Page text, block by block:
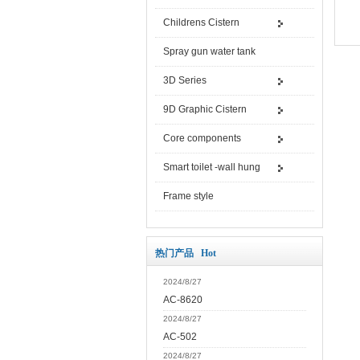
Childrens Cistern
Spray gun water tank
3D Series
9D Graphic Cistern
Core components
Smart toilet -wall hung
Frame style
热门产品 Hot
2024/8/27
AC-8620
2024/8/27
AC-502
2024/8/27